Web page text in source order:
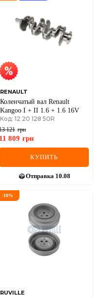
RENAULT
Коленчатый вал Renault
Kangoo I + II 1.6 + 1.6 16V
Код: 12 20 128 50R
121 грн
11 809 грн
КУПИТЬ
Отправка 10.08
-10%
RUVILLE